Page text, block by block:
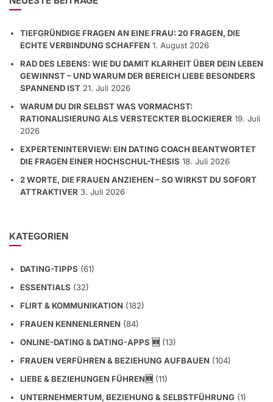
TIEFGRÜNDIGE FRAGEN AN EINE FRAU: 20 FRAGEN, DIE
ECHTE VERBINDUNG SCHAFFEN 1. August 2026
RAD DES LEBENS: WIE DU DAMIT KLARHEIT ÜBER DEIN LEBEN
GEWINNST – UND WARUM DER BEREICH LIEBE BESONDERS
SPANNEND IST 21. Juli 2026
WARUM DU DIR SELBST WAS VORMACHST:
RATIONALISIERUNG ALS VERSTECKTER BLOCKIERER 19. Juli
2026
EXPERTENINTERVIEW: EIN DATING COACH BEANTWORTET
DIE FRAGEN EINER HOCHSCHUL-THESIS 18. Juli 2026
2 WORTE, DIE FRAUEN ANZIEHEN – SO WIRKST DU SOFORT
ATTRAKTIVER 3. Juli 2026
KATEGORIEN
DATING-TIPPS (61)
ESSENTIALS (32)
FLIRT & KOMMUNIKATION (182)
FRAUEN KENNENLERNEN (84)
ONLINE-DATING & DATING-APPS 🆕 (13)
FRAUEN VERFÜHREN & BEZIEHUNG AUFBAUEN (104)
LIEBE & BEZIEHUNGEN FÜHREN🆕 (11)
UNTERNEHMERTUM, BEZIEHUNG & SELBSTFÜHRUNG (1)